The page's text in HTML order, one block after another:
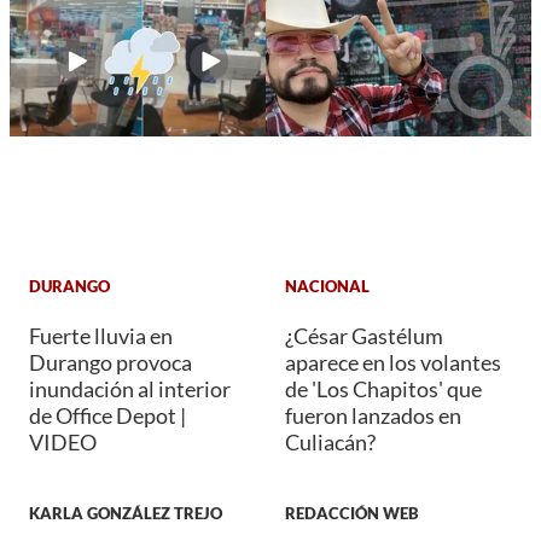
DURANGO
Fuerte lluvia en
Durango provoca
inundación al interior
de Office Depot |
VIDEO
KARLA GONZÁLEZ TREJO
NACIONAL
¿César Gastélum
aparece en los volantes
de 'Los Chapitos' que
fueron lanzados en
Culiacán?
REDACCIÓN WEB